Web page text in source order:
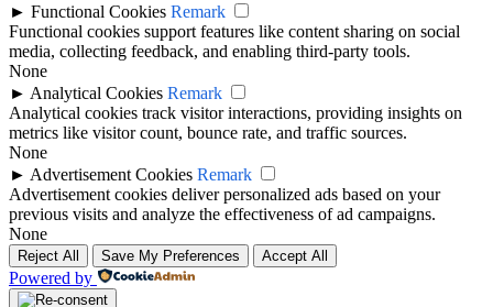
► Functional Cookies Remark
Functional cookies support features like content sharing on social
media, collecting feedback, and enabling third-party tools.
None
► Analytical Cookies Remark
Analytical cookies track visitor interactions, providing insights on
metrics like visitor count, bounce rate, and traffic sources.
None
► Advertisement Cookies Remark
Advertisement cookies deliver personalized ads based on your
previous visits and analyze the effectiveness of ad campaigns.
None
Reject All Save My Preferences Accept All
Powered by